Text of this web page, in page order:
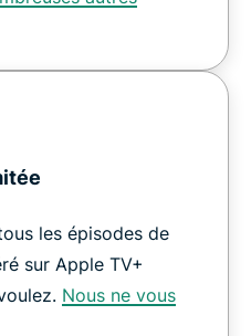
les épisodes de
sur Apple TV+
Nous ne vous